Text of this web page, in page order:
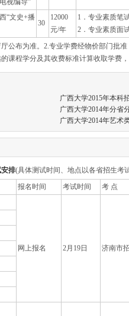
视编导”
“文史+播
30
12000
元/年
1．专业素质笔
2．专业素质面
公布为准。2.专业学费经物价部门批
课程学分及其收费标准计算收取学费
广西大学2015年本科
广西大学2014年分省
广西大学2014年艺术
排(具体测试时间、地点以各省招生考
报名时间 考试时间 考 点
网上报名 2月19日 济南市